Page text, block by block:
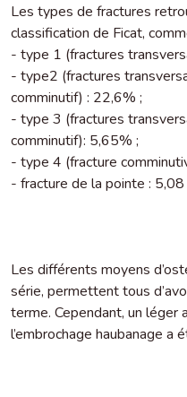
Les types de fractures
classification de Ficat,
- type 1 (fractures
- type2 (fractures
comminutif) : 22,6% ;
- type 3 (fractures
comminutif): 5,65% ;
- type 4 (fracture
- fracture de la pointe : 5,08
Les différents moyens
série, permettent tous
terme. Cependant, un léger
l’embrochage haubanage a